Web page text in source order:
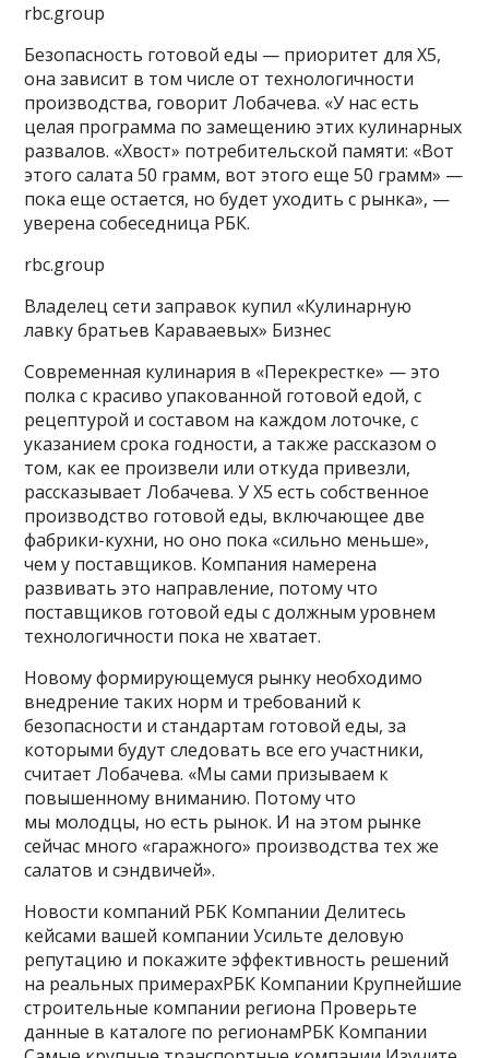
rbc.group
Безопасность готовой еды — приоритет для X5,
она зависит в том числе от технологичности
производства, говорит Лобачева. «У нас есть
целая программа по замещению этих кулинарных
развалов. «Хвост» потребительской памяти: «Вот
этого салата 50 грамм, вот этого еще 50 грамм» —
пока еще остается, но будет уходить с рынка», —
уверена собеседница РБК.
rbc.group
Владелец сети заправок купил «Кулинарную
лавку братьев Караваевых» Бизнес
Современная кулинария в «Перекрестке» — это
полка с красиво упакованной готовой едой, с
рецептурой и составом на каждом лоточке, с
указанием срока годности, а также рассказом о
том, как ее произвели или откуда привезли,
рассказывает Лобачева. У X5 есть собственное
производство готовой еды, включающее две
фабрики-кухни, но оно пока «сильно меньше»,
чем у поставщиков. Компания намерена
развивать это направление, потому что
поставщиков готовой еды с должным уровнем
технологичности пока не хватает.
Новому формирующемуся рынку необходимо
внедрение таких норм и требований к
безопасности и стандартам готовой еды, за
которыми будут следовать все его участники,
считает Лобачева. «Мы сами призываем к
повышенному вниманию. Потому что
мы молодцы, но есть рынок. И на этом рынке
сейчас много «гаражного» производства тех же
салатов и сэндвичей».
Новости компаний РБК Компании Делитесь
кейсами вашей компании Усильте деловую
репутацию и покажите эффективность решений
на реальных примерахРБК Компании Крупнейшие
строительные компании региона Проверьте
данные в каталоге по регионамРБК Компании